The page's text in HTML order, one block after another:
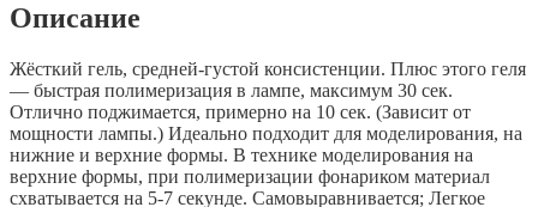
Описание
Жёсткий гель, средней-густой консистенции. Плюс этого геля
— быстрая полимеризация в лампе, максимум 30 сек.
Отлично поджимается, примерно на 10 сек. (Зависит от
мощности лампы.) Идеально подходит для моделирования, на
нижние и верхние формы. В технике моделирования на
верхние формы, при полимеризации фонариком материал
схватывается на 5-7 секунде. Самовыравнивается; Легкое